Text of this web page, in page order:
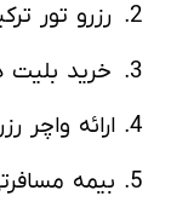
2. رزرو تور ترکیه
3. خرید بلیت هواپیما
4. ارائه واچر رزرو هتل
5. بیمه مسافرتی سفر بین‌المللی